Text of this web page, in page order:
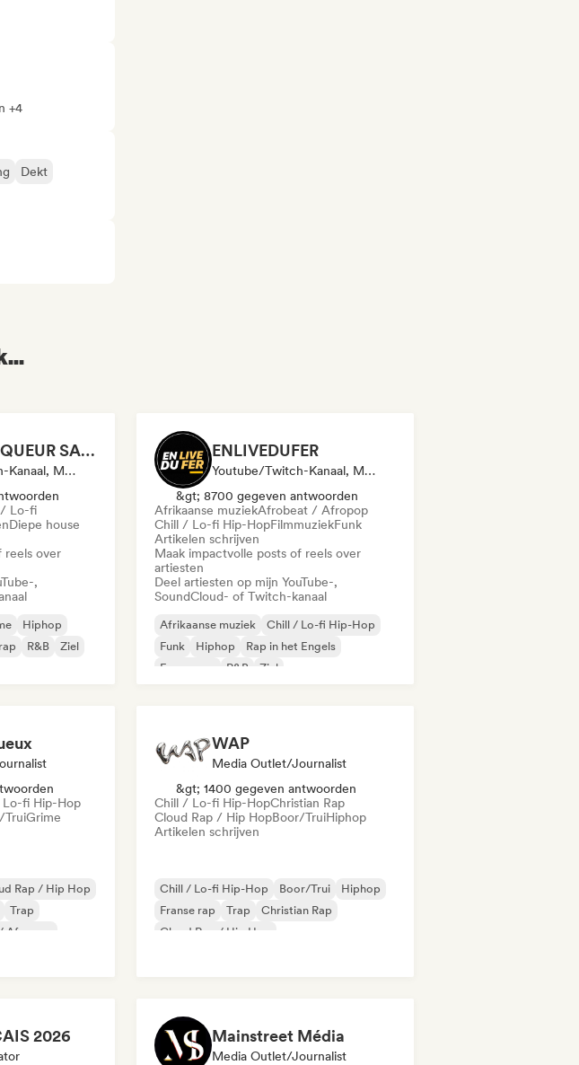
+4
Dekt
LE CHRONIQUEUR SALE
Youtube/Twitch-Kanaal, Media Outlet/Journalist, Sociale Media Beïnvloeder
/ Lo-fi
Diepe house
reels over
,
Hiphop
R&B
Ziel
ENLIVEDUFER
Youtube/Twitch-Kanaal, Media Outlet/Journalist, Sociale Media Beïnvloeder
&gt; 8700 gegeven antwoorden
Afrikaanse muziekAfrobeat / Afropop
Chill / Lo-fi Hip-HopFilmmuziekFunk
Artikelen schrijven
Maak impactvolle posts of reels over
artiesten
Deel artiesten op mijn YouTube-,
SoundCloud- of Twitch-kanaal
Afrikaanse muziek
Chill / Lo-fi Hip-Hop
Funk
Hiphop
Rap in het Engels
Franse rap
R&B Ziel
fi Hip-Hop
TruiGrime
Rap / Hip Hop
Trap
Afropop
WAP
Media Outlet/Journalist
&gt; 1400 gegeven antwoorden
Chill / Lo-fi Hip-HopChristian Rap
Cloud Rap / Hip HopBoor/TruiHiphop
Artikelen schrijven
Chill / Lo-fi Hip-Hop Boor/Trui
Hiphop
Franse rap
Trap
Christian Rap
Cloud Rap / Hip Hop
2026 Mainstreet Média
Media Outlet/Journalist